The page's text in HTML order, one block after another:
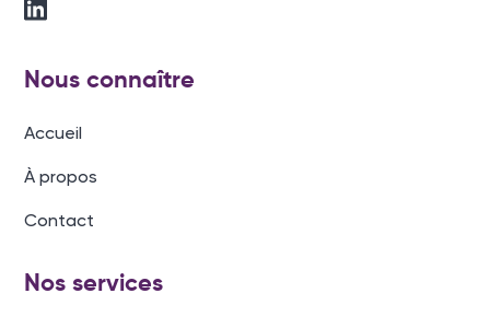
Nous connaître
Accueil
À propos
Contact
Nos services